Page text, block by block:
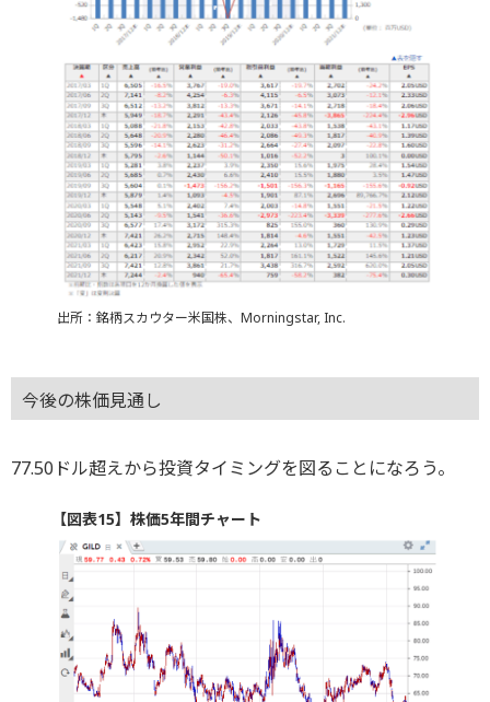
出所：銘柄スカウター米国株、Morningstar, Inc.
今後の株価見通し
77.50ドル超えから投資タイミングを図ることになろう。
【図表15】株価5年間チャート